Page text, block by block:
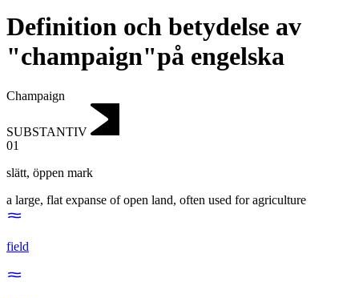
Definition och betydelse av
"champaign"på engelska
Champaign
SUBSTANTIV
01
slätt, öppen mark
a large, flat expanse of open land, often used for agriculture
field